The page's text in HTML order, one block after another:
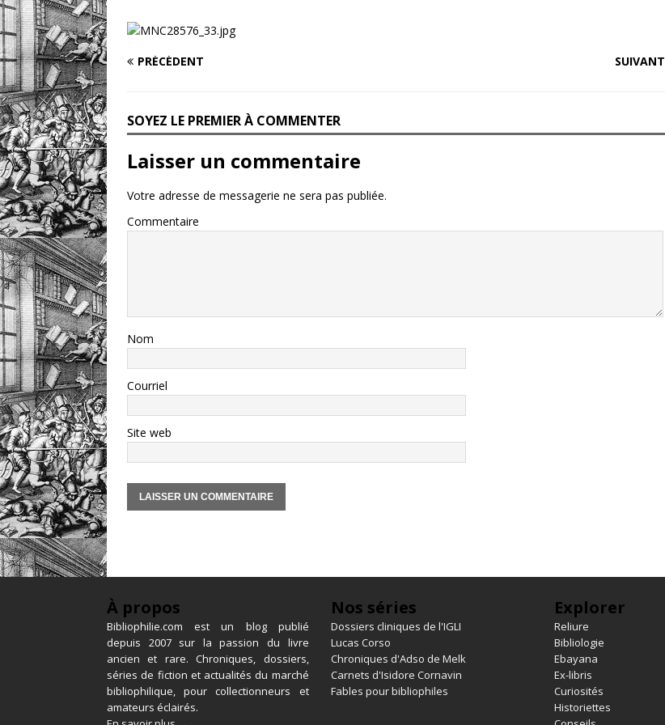
PRÉCÉDENT SUIVANT
SOYEZ LE PREMIER À COMMENTER
Laisser un commentaire
Votre adresse de messagerie ne sera pas publiée.
Commentaire
Nom
Courriel
Site web
À propos
Bibliophilie.com est un blog publié
depuis 2007 sur la passion du livre
ancien et rare. Chroniques, dossiers,
séries de fiction et actualités du marché
bibliophilique, pour collectionneurs et
amateurs éclairés.
Nos séries
Dossiers cliniques de l'IGLI
Lucas Corso
Chroniques d'Adso de Melk
Carnets d'Isidore Cornavin
Fables pour bibliophiles
Explorer
Reliure
Bibliologie
Ebayana
Ex-libris
Curiosités
Historiettes